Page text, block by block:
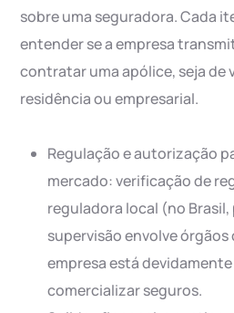
sobre uma seguradora. Cada
entender se a empresa
contratar uma apólice, seja de
residência ou empresarial.
Regulação e autorização
mercado: verificação de
reguladora local (no Brasil,
supervisão envolve órgãos
empresa está
comercializar seguros.